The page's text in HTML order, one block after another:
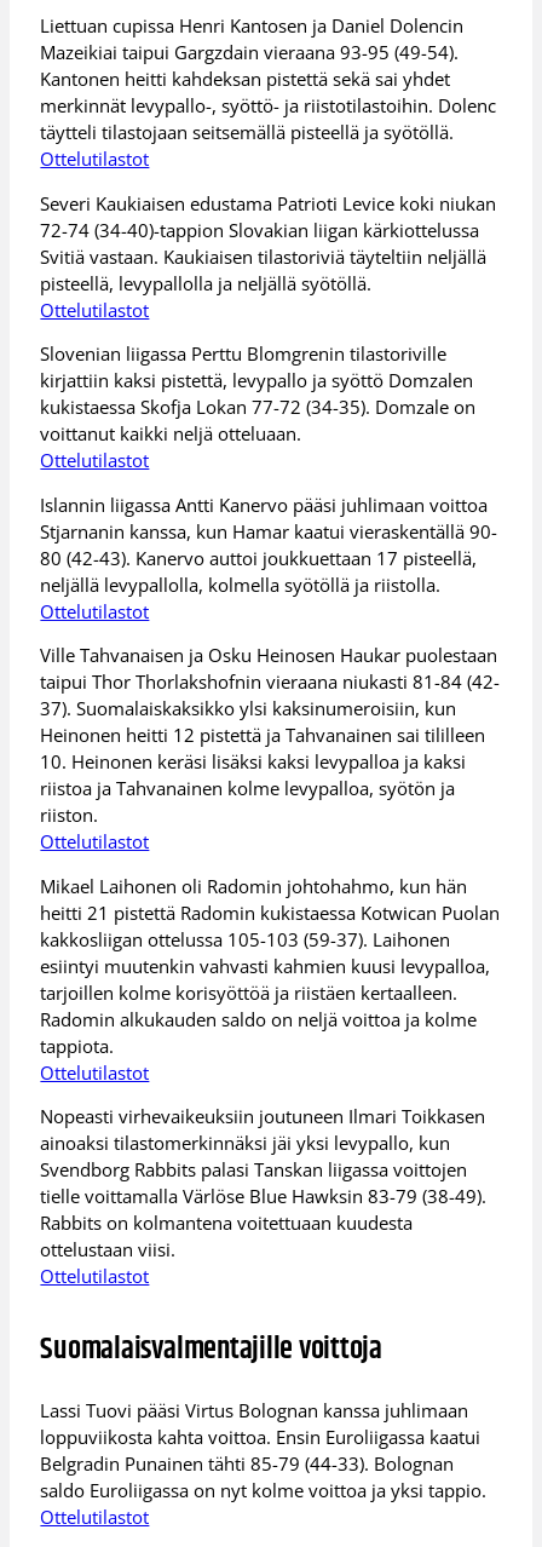
Liettuan cupissa Henri Kantosen ja Daniel Dolencin
Mazeikiai taipui Gargzdain vieraana 93-95 (49-54).
Kantonen heitti kahdeksan pistettä sekä sai yhdet
merkinnät levypallo-, syöttö- ja riistotilastoihin. Dolenc
täytteli tilastojaan seitsemällä pisteellä ja syötöllä.
Ottelutilastot
Severi Kaukiaisen edustama Patrioti Levice koki niukan
72-74 (34-40)-tappion Slovakian liigan kärkiottelussa
Svitiä vastaan. Kaukiaisen tilastoriviä täyteltiin neljällä
pisteellä, levypallolla ja neljällä syötöllä.
Ottelutilastot
Slovenian liigassa Perttu Blomgrenin tilastoriville
kirjattiin kaksi pistettä, levypallo ja syöttö Domzalen
kukistaessa Skofja Lokan 77-72 (34-35). Domzale on
voittanut kaikki neljä otteluaan.
Ottelutilastot
Islannin liigassa Antti Kanervo pääsi juhlimaan voittoa
Stjarnanin kanssa, kun Hamar kaatui vieraskentällä 90-
80 (42-43). Kanervo auttoi joukkuettaan 17 pisteellä,
neljällä levypallolla, kolmella syötöllä ja riistolla.
Ottelutilastot
Ville Tahvanaisen ja Osku Heinosen Haukar puolestaan
taipui Thor Thorlakshofnin vieraana niukasti 81-84 (42-
37). Suomalaiskaksikko ylsi kaksinumeroisiin, kun
Heinonen heitti 12 pistettä ja Tahvanainen sai tililleen
10. Heinonen keräsi lisäksi kaksi levypalloa ja kaksi
riistoa ja Tahvanainen kolme levypalloa, syötön ja
riiston.
Ottelutilastot
Mikael Laihonen oli Radomin johtohahmo, kun hän
heitti 21 pistettä Radomin kukistaessa Kotwican Puolan
kakkosliigan ottelussa 105-103 (59-37). Laihonen
esiintyi muutenkin vahvasti kahmien kuusi levypalloa,
tarjoillen kolme korisyöttöä ja riistäen kertaalleen.
Radomin alkukauden saldo on neljä voittoa ja kolme
tappiota.
Ottelutilastot
Nopeasti virhevaikeuksiin joutuneen Ilmari Toikkasen
ainoaksi tilastomerkinnäksi jäi yksi levypallo, kun
Svendborg Rabbits palasi Tanskan liigassa voittojen
tielle voittamalla Värlöse Blue Hawksin 83-79 (38-49).
Rabbits on kolmantena voitettuaan kuudesta
ottelustaan viisi.
Ottelutilastot
Suomalaisvalmentajille voittoja
Lassi Tuovi pääsi Virtus Bolognan kanssa juhlimaan
loppuviikosta kahta voittoa. Ensin Euroliigassa kaatui
Belgradin Punainen tähti 85-79 (44-33). Bolognan
saldo Euroliigassa on nyt kolme voittoa ja yksi tappio.
Ottelutilastot